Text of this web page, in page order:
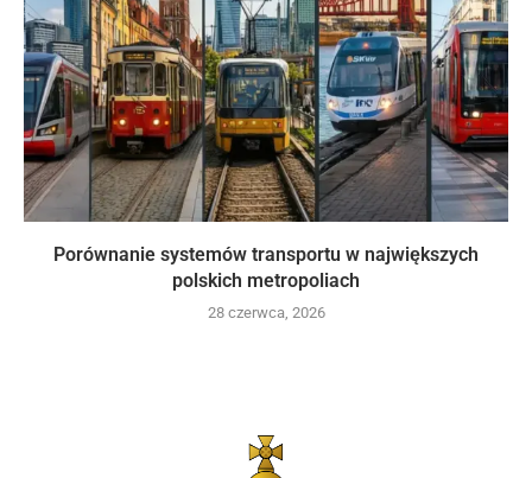
Porównanie systemów transportu w największych
polskich metropoliach
28 czerwca, 2026